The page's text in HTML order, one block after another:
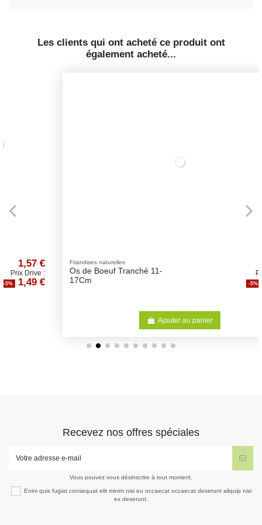
Les clients qui ont acheté ce produit ont
également acheté...
Friandises naturelles
Os de Boeuf Tranché 11-
17Cm
Ajouter au panier
Recevez nos offres spéciales
Vous pouvez vous désinscrire à tout moment.
Enim quis fugiat consequat elit minim nisi eu occaecat occaecat deserunt aliquip nisi
ex deserunt.